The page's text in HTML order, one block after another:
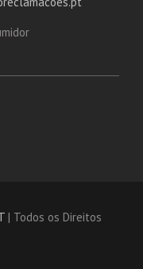
| Todos os Direitos